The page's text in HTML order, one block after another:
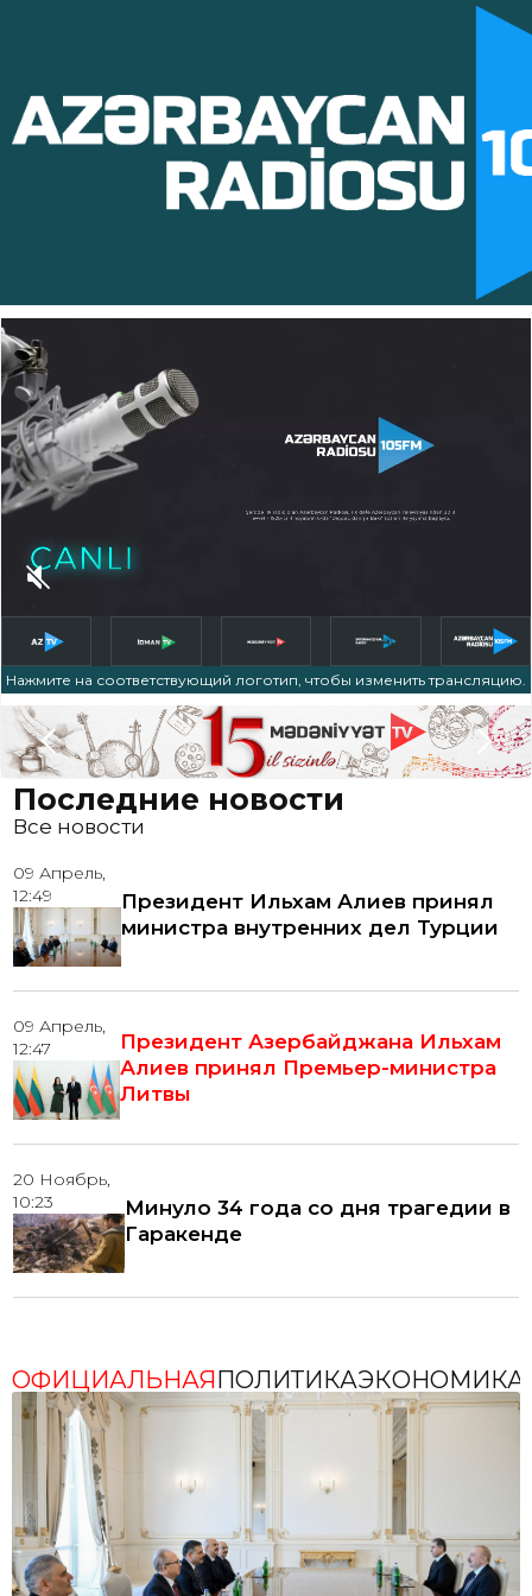
Нажмите на соответствующий логотип, чтобы изменить трансляцию.
Slide 5 of 5.
Последние новости
Все новости
09 Апрель,
12:49
Президент Ильхам Алиев принял
министра внутренних дел Турции
09 Апрель,
12:47
Президент Азербайджана Ильхам
Алиев принял Премьер-министра
Литвы
20 Ноябрь,
10:23
Минуло 34 года со дня трагедии в
Гаракенде
20 Ноября - День города Агдам
30 Сентябрь,
09:19
Çempionlar Liqası: "Qalatasaray" bu
gün "Liverpul"u qəbul edəcək
ОФИЦИАЛЬНАЯПОЛИТИКАЭКОНОМИКА